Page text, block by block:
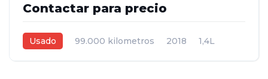
Contactar para precio
Usado 99.000 kilometros 2018
1,4L